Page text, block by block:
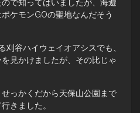
で知ってはいましたが、海遊
ケモンGOの聖地なんだそう
刈谷ハイウェイオアシスでも、
見かけましたが、その比じゃ
っかくだから天保山公園まで
きました。